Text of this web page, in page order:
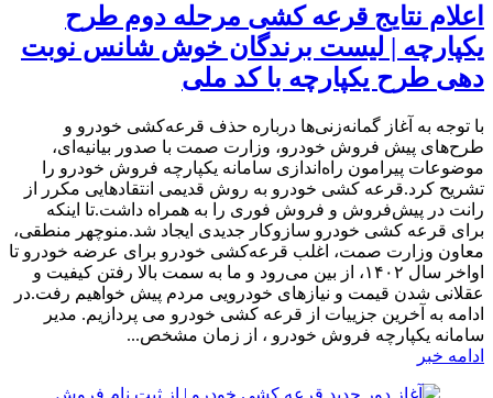
اعلام نتایج قرعه کشی مرحله دوم طرح
یکپارچه | لیست برندگان خوش شانس نوبت
دهی طرح یکپارچه با کد ملی
​با توجه به آغاز گمانه‌زنی‌ها درباره حذف قرعه‌کشی‌ خودرو و
طرح‌های پیش فروش خودرو، وزارت صمت با صدور بیانیه‌ای،
موضوعات پیرامون راه‌اندازی سامانه یکپارچه فروش خودرو را
تشریح کرد.قرعه کشی خودرو به روش قدیمی انتقادهایی مکرر از
رانت در پیش‌فروش و فروش فوری را به همراه داشت.تا اینکه
برای قرعه کشی خودرو سازوکار جدیدی ایجاد شد.منوچهر منطقی،
معاون وزارت صمت، اغلب قرعه‌کشی‌ خودرو برای عرضه خودرو تا
اواخر سال ۱۴۰۲، از بین می‌رود و ما به سمت بالا رفتن کیفیت و
عقلانی شدن قیمت و نیازهای خودرویی مردم پیش خواهیم رفت.در
ادامه به آخرین جزییات از قرعه کشی خودرو می پردازیم. ​مدیر
سامانه یکپارچه فروش خودرو ، از زمان مشخص...
ادامه خبر